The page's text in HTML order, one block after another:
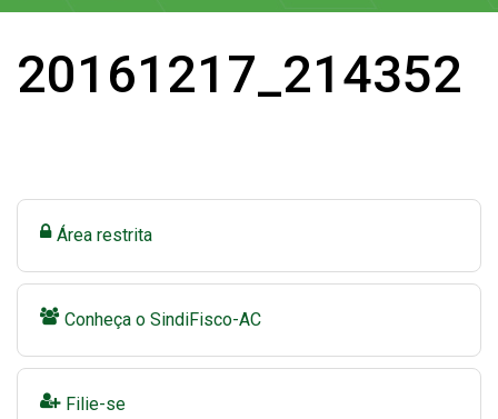
20161217_214352
Área restrita
Conheça o SindiFisco-AC
Filie-se